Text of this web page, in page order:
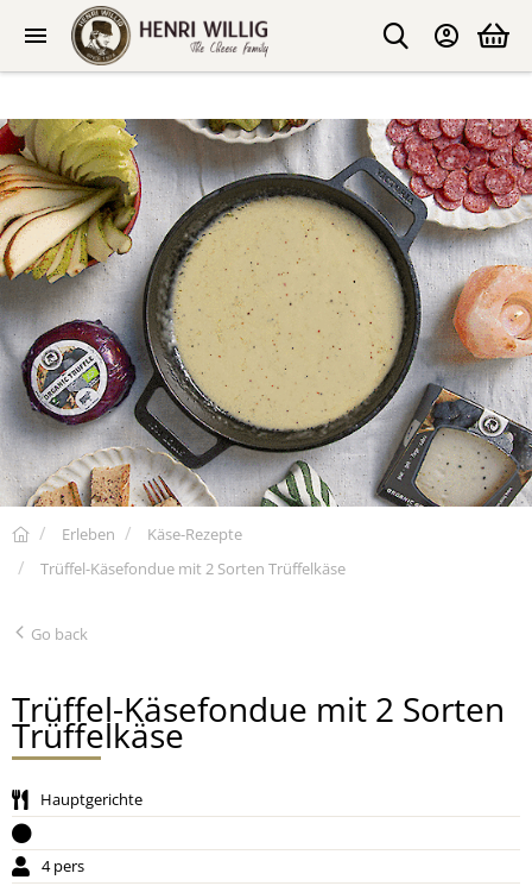
Erleben
Käse-Rezepte
Trüffel-Käsefondue mit 2 Sorten Trüffelkäse
Go back
Trüffel-Käsefondue mit 2 Sorten
Trüffelkäse
Hauptgerichte
4 pers